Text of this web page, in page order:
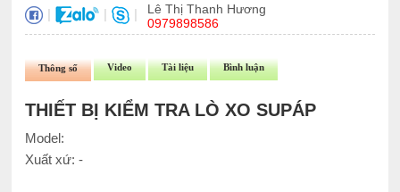
| | |
Lê Thị Thanh Hương
0979898586
Thông số Video Tài liệu Bình luận
THIẾT BỊ KIỂM TRA LÒ XO SUPÁP
Model:
Xuất xứ: -